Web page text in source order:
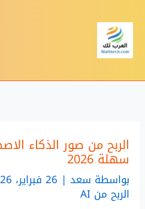
إلى
المحتوى
سهلة 2026
بواسطة سعد | 26 فبراير، 2026 | مشاهدة 153
الربح من AI